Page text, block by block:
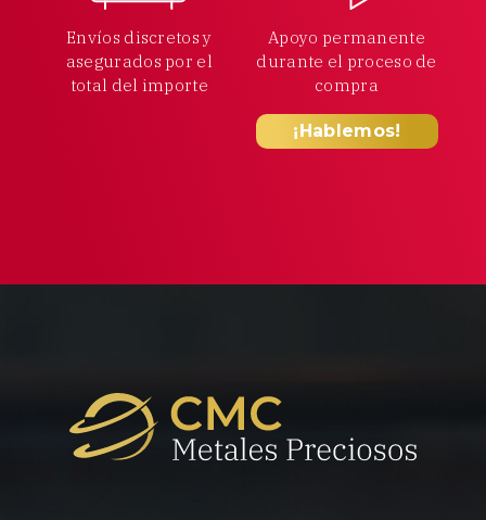
Envíos discretos y
asegurados por el
total del importe
Apoyo permanente
durante el proceso de
compra
¡Hablemos!